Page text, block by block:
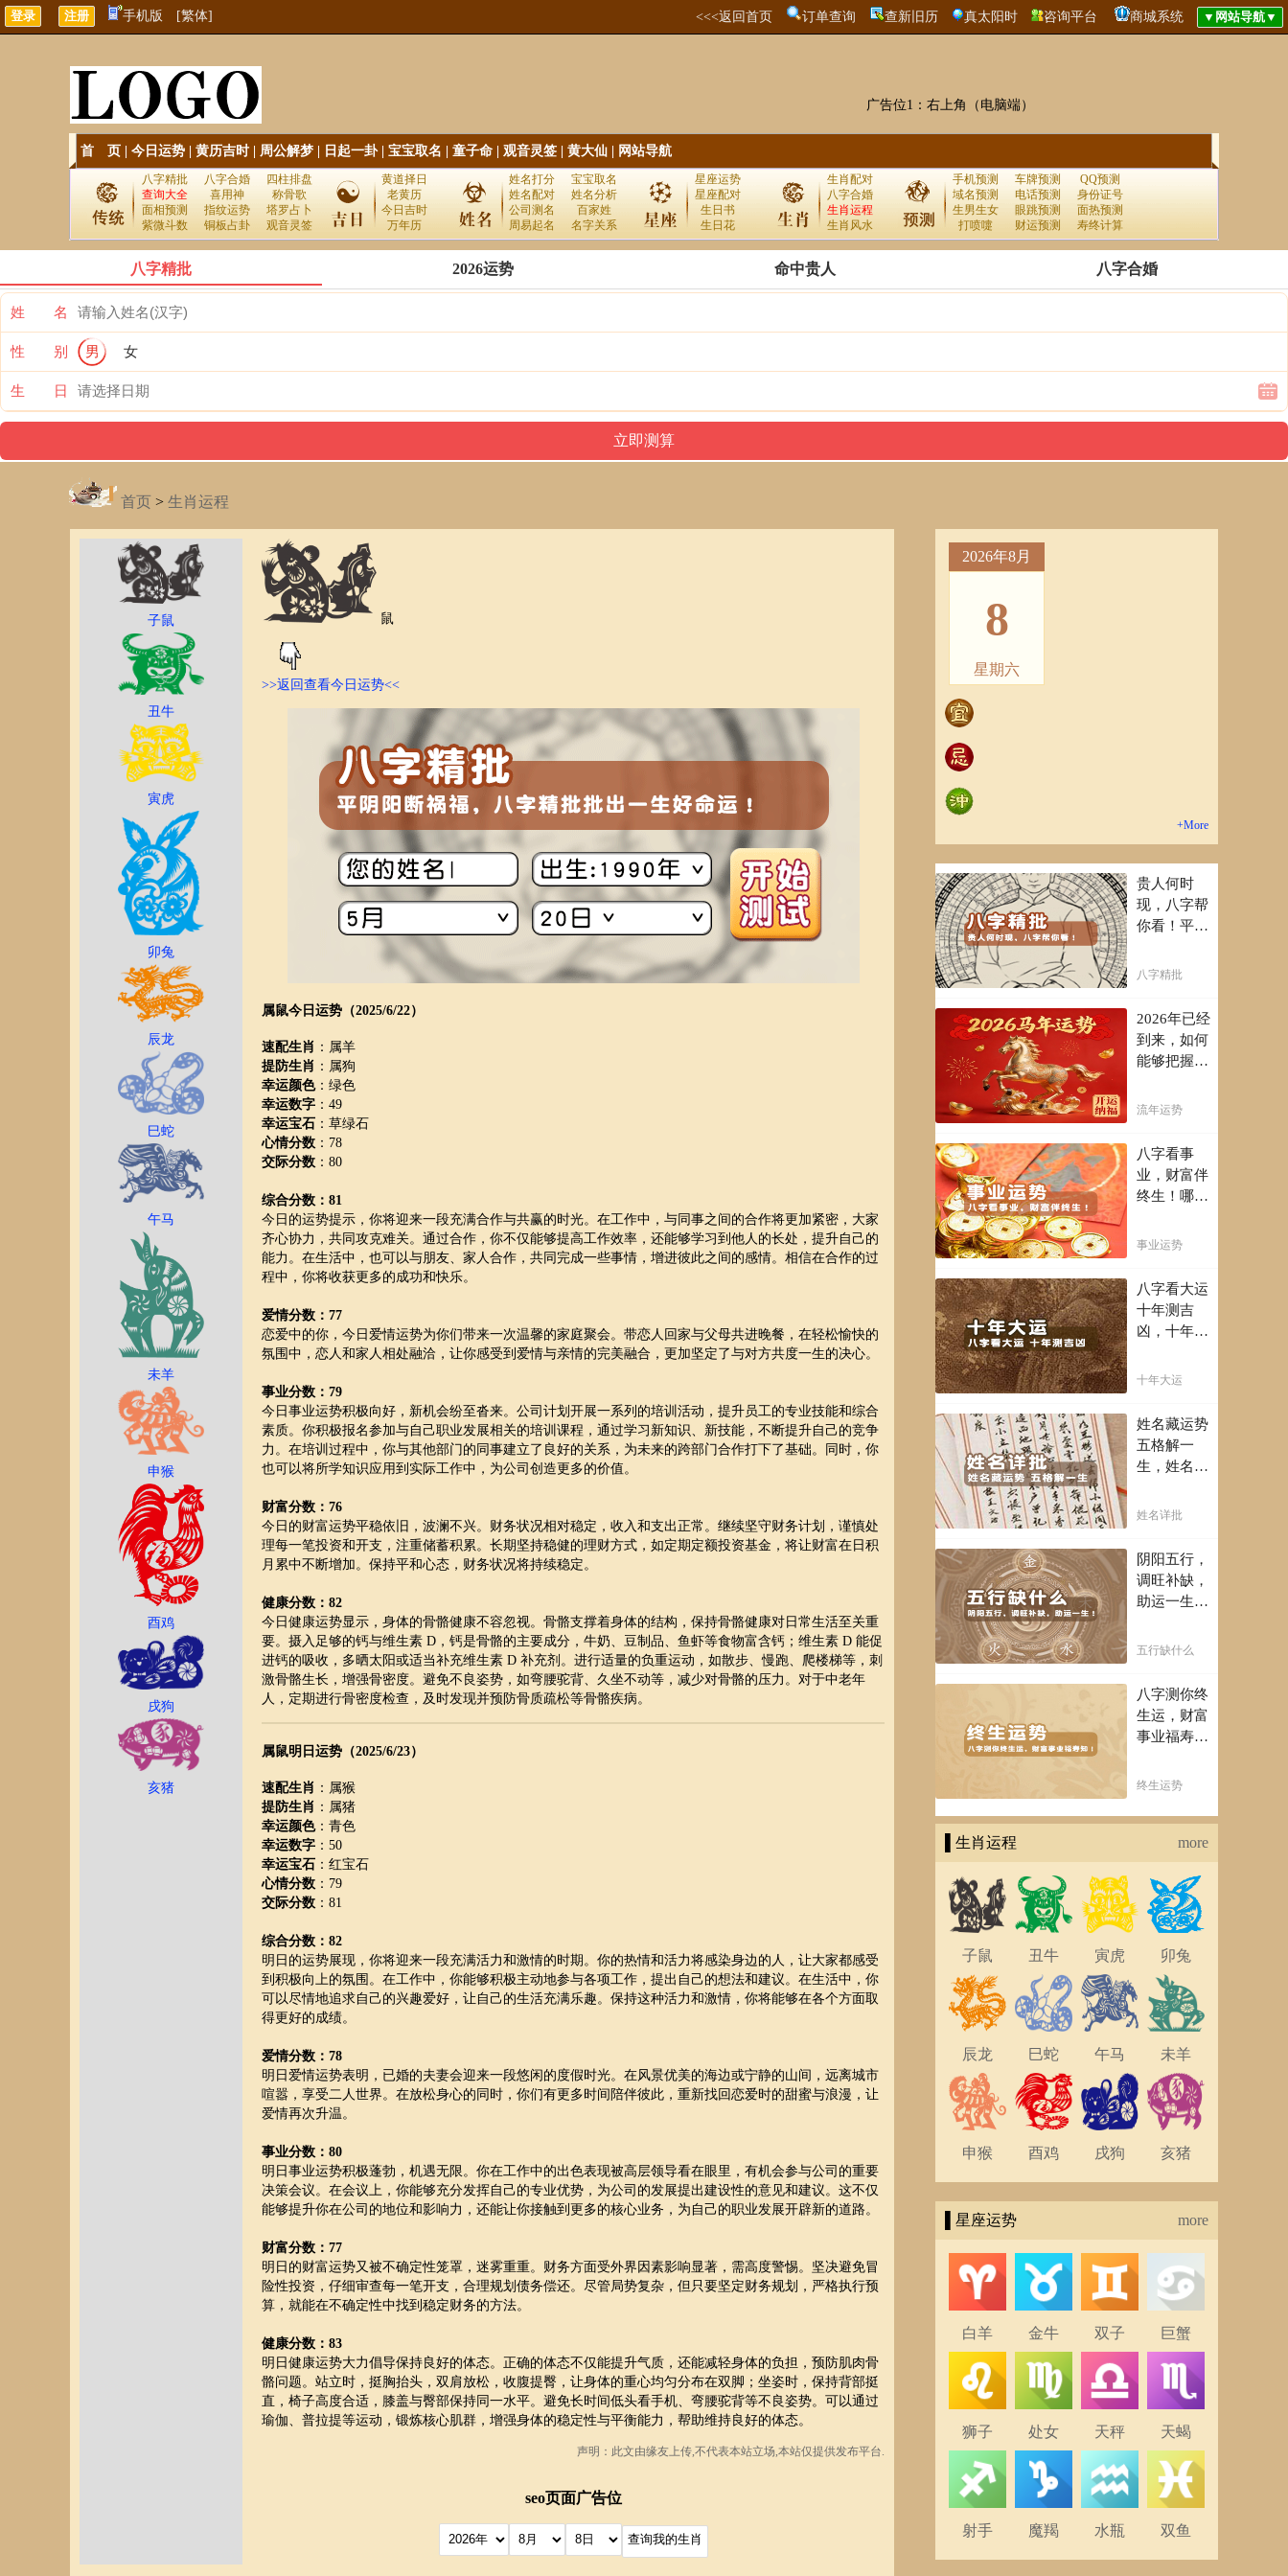
手机版 [繁体] <<<返回首页 订单查询 查新旧历 真太阳时 咨询平台 商城系统
广告位1：右上角（电脑端）
首 页 今日运势 黄历吉时| 周公解梦 日起一卦| 宝宝取名 童子命 观音灵签 黄大仙 网站导航
八字精批 八字合婚
四柱排盘
查询大全
喜用神
称骨歌
面相预测
指纹运势
塔罗占卜
紫微斗数
铜板占卦 观音灵签
黄道择日
老黄历
今日吉时
万年历
姓名打分
宝宝取名
姓名配对
姓名分析
公司测名
百家姓
周易起名
名字关系
星座运势
星座配对
生日书
生日花
生肖配对
八字合婚
生肖运程
生肖风水
手机预测 车牌预测
QQ预测
域名预测
电话预测
身份证号
生男生女
眼跳预测
面热预测
打喷嚏
财运预测 寿终计算
八字精批 2026运势 命中贵人 八字合婚
姓 名
性 别 男 女
生 日
首页 > 生肖运程
子鼠
丑牛
寅虎
卯兔
辰龙
巳蛇
午马
未羊
申猴
酉鸡
戌狗
亥猪
鼠
>>返回查看今日运势<<
属鼠今日运势（2025/6/22）
速配生肖 ：属羊
提防生肖 ：属狗
幸运颜色：绿色
幸运数字 ：49
幸运宝石 ：草绿石
心情分数 ：78
交际分数 ：80
综合分数：81
今日的运势提示，你将迎来一段充满合作与共赢的时光。在工作中，与同事之间的合作将更加紧密，大家
齐心协力，共同攻克难关。通过合作，你不仅能够提高工作效率，还能够学习到他人的长处，提升自己的
能力。在生活中，也可以与朋友、家人合作，共同完成一些事情，增进彼此之间的感情。相信在合作的过
程中，你将收获更多的成功和快乐。
爱情分数：77
恋爱中的你，今日爱情运势为你们带来一次温馨的家庭聚会。带恋人回家与父母共进晚餐，在轻松愉快的
氛围中，恋人和家人相处融洽，让你感受到爱情与亲情的完美融合，更加坚定了与对方共度一生的决心。
事业分数：79
今日事业运势积极向好，新机会纷至沓来。公司计划开展一系列的培训活动，提升员工的专业技能和综合
素质。你积极报名参加与自己职业发展相关的培训课程，通过学习新知识、新技能，不断提升自己的竞争
力。在培训过程中，你与其他部门的同事建立了良好的关系，为未来的跨部门合作打下了基础。同时，你
也可以将所学知识应用到实际工作中，为公司创造更多的价值。
财富分数：76
今日的财富运势平稳依旧，波澜不兴。财务状况相对稳定，收入和支出正常。继续坚守财务计划，谨慎处
理每一笔投资和开支，注重储蓄积累。长期坚持稳健的理财方式，如定期定额投资基金，将让财富在日积
月累中不断增加。保持平和心态，财务状况将持续稳定。
健康分数：82
今日健康运势显示，身体的骨骼健康不容忽视。骨骼支撑着身体的结构，保持骨骼健康对日常生活至关重
要。摄入足够的钙与维生素 D，钙是骨骼的主要成分，牛奶、豆制品、鱼虾等食物富含钙；维生素 D 能促
进钙的吸收，多晒太阳或适当补充维生素 D 补充剂。进行适量的负重运动，如散步、慢跑、爬楼梯等，刺
激骨骼生长，增强骨密度。避免不良姿势，如弯腰驼背、久坐不动等，减少对骨骼的压力。对于中老年
人，定期进行骨密度检查，及时发现并预防骨质疏松等骨骼疾病。
属鼠明日运势（2025/6/23）
速配生肖 ：属猴
提防生肖 ：属猪
幸运颜色：青色
幸运数字 ：50
幸运宝石 ：红宝石
心情分数 ：79
交际分数 ：81
综合分数：82
明日的运势展现，你将迎来一段充满活力和激情的时期。你的热情和活力将感染身边的人，让大家都感受
到积极向上的氛围。在工作中，你能够积极主动地参与各项工作，提出自己的想法和建议。在生活中，你
可以尽情地追求自己的兴趣爱好，让自己的生活充满乐趣。保持这种活力和激情，你将能够在各个方面取
得更好的成绩。
爱情分数：78
明日爱情运势表明，已婚的夫妻会迎来一段悠闲的度假时光。在风景优美的海边或宁静的山间，远离城市
喧嚣，享受二人世界。在放松身心的同时，你们有更多时间陪伴彼此，重新找回恋爱时的甜蜜与浪漫，让
爱情再次升温。
事业分数：80
明日事业运势积极蓬勃，机遇无限。你在工作中的出色表现被高层领导看在眼里，有机会参与公司的重要
决策会议。在会议上，你能够充分发挥自己的专业优势，为公司的发展提出建设性的意见和建议。这不仅
能够提升你在公司的地位和影响力，还能让你接触到更多的核心业务，为自己的职业发展开辟新的道路。
财富分数：77
明日的财富运势又被不确定性笼罩，迷雾重重。财务方面受外界因素影响显著，需高度警惕。坚决避免冒
险性投资，仔细审查每一笔开支，合理规划债务偿还。尽管局势复杂，但只要坚定财务规划，严格执行预
算，就能在不确定性中找到稳定财务的方法。
健康分数：83
明日健康运势大力倡导保持良好的体态。正确的体态不仅能提升气质，还能减轻身体的负担，预防肌肉骨
骼问题。站立时，挺胸抬头，双肩放松，收腹提臀，让身体的重心均匀分布在双脚；坐姿时，保持背部挺
直，椅子高度合适，膝盖与臀部保持同一水平。避免长时间低头看手机、弯腰驼背等不良姿势。可以通过
瑜伽、普拉提等运动，锻炼核心肌群，增强身体的稳定性与平衡能力，帮助维持良好的体态。
声明：此文由缘友上传,不代表本站立场,本站仅提供发布平台.
seo页面广告位
2026年8月
8
星期六
+More
贵人何时
现，八字帮
你看！平阴
八字精批批
八字精批
2026年已经
到来，如何
能够把握先
凶，不走弯
处查看！
流年运势
八字看事
业，财富伴
终生！哪日
有财官之
九是大官或
富豪，解读
您的事业天
局！！
事业运势
八字看大运
十年测吉
凶，十年一
未来命运全
十年大运
姓名藏运势
五格解一
生，姓名判
凶，你的名
你吗？
姓名详批
阴阳五行，
调旺补缺，
助运一生！
把控起伏波
缺，助运你
的一生！
五行缺什么
八字测你终
生运，财富
事业福寿
析一生运势
福寿绵长终
生富贵！
终生运势
▌生肖运程 more
子鼠 丑牛 寅虎 卯兔
辰龙 巳蛇 午马 未羊
申猴 酉鸡 戌狗 亥猪
▌星座运势 more
白羊 金牛 双子 巨蟹
狮子 处女 天秤 天蝎
射手 魔羯 水瓶 双鱼